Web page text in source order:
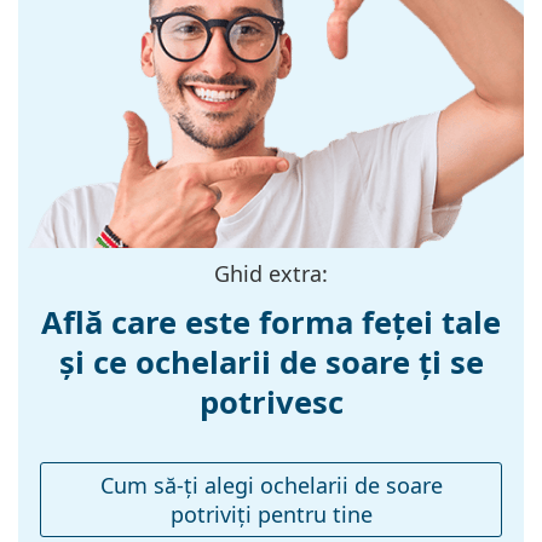
a găsi mai multe modele de la branduri populare.
Forma ramei:
Pătrată
Culoarea ramei: Negru
Plastic
M
Lățimea ramei:
140 mm
140 mm
nazale:
Greutate:
45 g
Nu
Accesorii
Nu
Ghid extra:
Află care este forma feței tale
și ce ochelarii de soare ți se
potrivesc
Cum să-ţi alegi ochelarii de soare
potriviţi pentru tine